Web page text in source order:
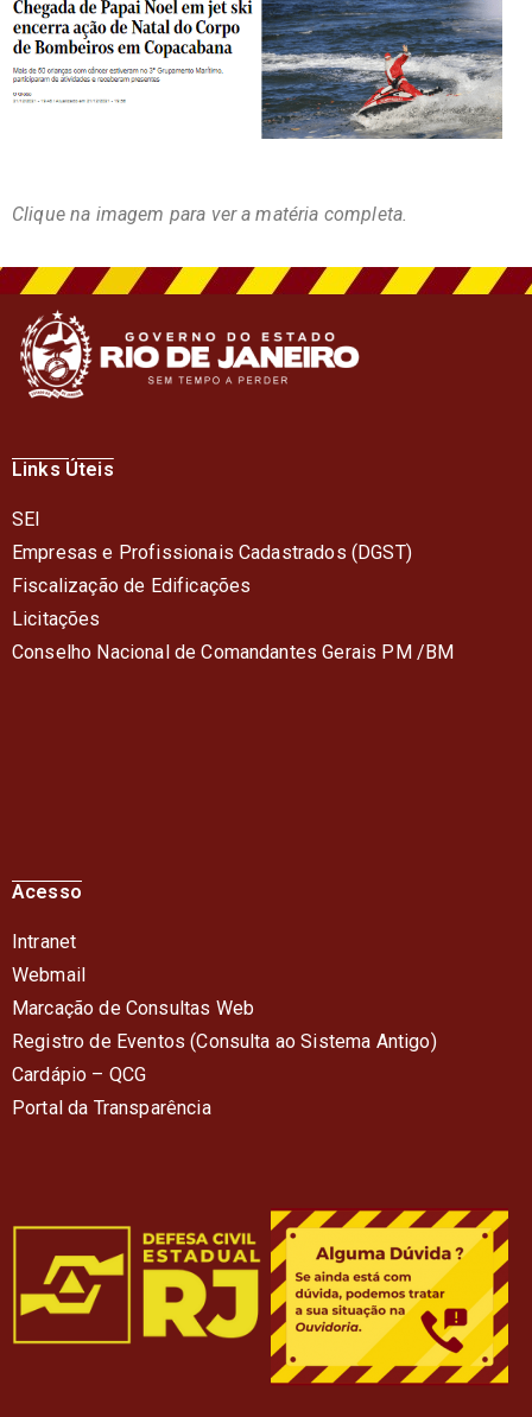
Clique na imagem para ver a matéria completa.
Links Úteis
SEI
Empresas e Profissionais Cadastrados (DGST)
Fiscalização de Edificações
Licitações
Conselho Nacional de Comandantes Gerais PM /BM
Acesso
Intranet
Webmail
Marcação de Consultas Web
Registro de Eventos (Consulta ao Sistema Antigo)
Cardápio – QCG
Portal da Transparência